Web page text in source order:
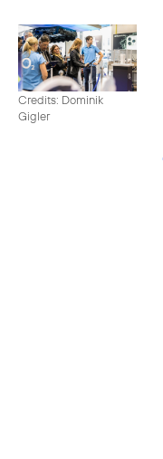
Credits: Dominik
Gigler